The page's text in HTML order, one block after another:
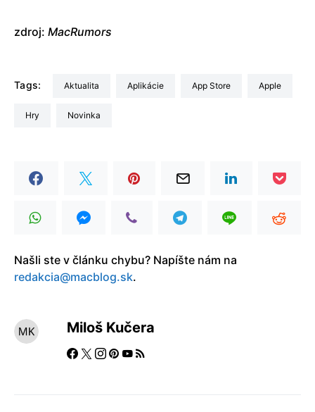
zdroj: MacRumors
Tags: aktualita Aplikácie App Store Apple
Hry Novinka
Našli ste v článku chybu? Napíšte nám na
redakcia@macblog.sk.
Miloš Kučera